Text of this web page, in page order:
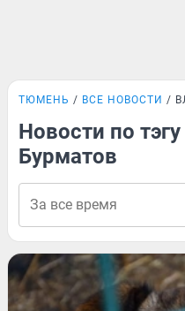
ТЮМЕНЬ ВСЕ НОВОСТИ
Новости по
Бурматов